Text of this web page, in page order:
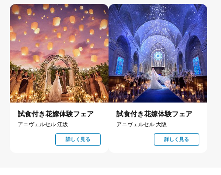
試食付き花嫁体験フェア
アニヴェルセル 江坂
詳しく見る
試食付き花嫁体験フェア
アニヴェルセル 大阪
詳しく見る